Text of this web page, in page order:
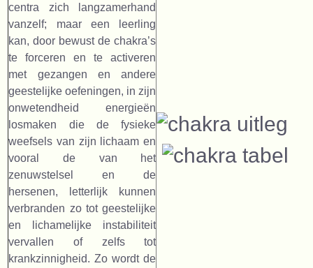
centra zich langzamerhand
vanzelf; maar een leerling
kan, door bewust de chakra’s
te forceren en te activeren
met gezangen en andere
geestelijke oefeningen, in zijn
onwetendheid energieën
losmaken die de fysieke
weefsels van zijn lichaam en
vooral de van het
zenuwstelsel en de
hersenen, letterlijk kunnen
verbranden zo tot geestelijke
en lichamelijke instabiliteit
vervallen of zelfs tot
krankzinnigheid. Zo wordt de